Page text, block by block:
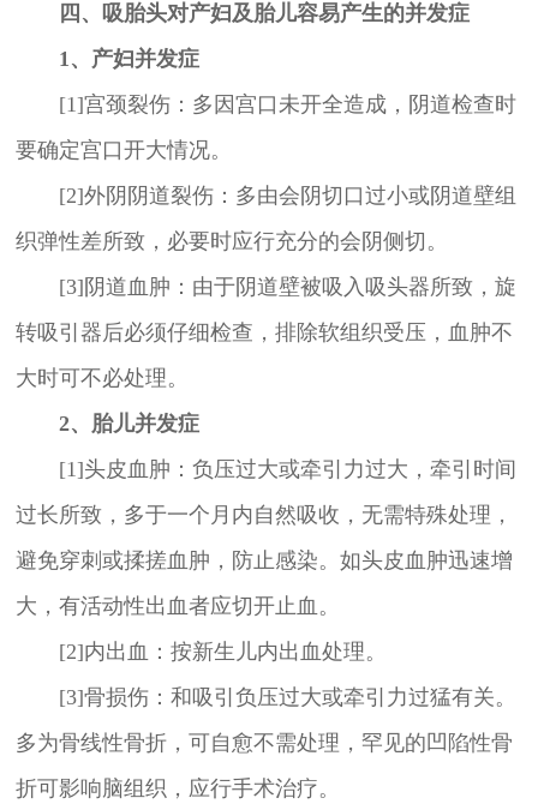
四、吸胎头对产妇及胎儿容易产生的并发症
1、产妇并发症
[1]宫颈裂伤：多因宫口未开全造成，阴道检查时
要确定宫口开大情况。
[2]外阴阴道裂伤：多由会阴切口过小或阴道壁组
织弹性差所致，必要时应行充分的会阴侧切。
[3]阴道血肿：由于阴道壁被吸入吸头器所致，旋
转吸引器后必须仔细检查，排除软组织受压，血肿不
大时可不必处理。
2、胎儿并发症
[1]头皮血肿：负压过大或牵引力过大，牵引时间
过长所致，多于一个月内自然吸收，无需特殊处理，
避免穿刺或揉搓血肿，防止感染。如头皮血肿迅速增
大，有活动性出血者应切开止血。
[2]内出血：按新生儿内出血处理。
[3]骨损伤：和吸引负压过大或牵引力过猛有关。
多为骨线性骨折，可自愈不需处理，罕见的凹陷性骨
折可影响脑组织，应行手术治疗。